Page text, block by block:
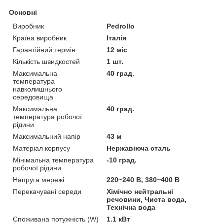
Основні
Виробник
Pedrollo
Країна виробник
Італія
Гарантійний термін
12 міс
Кількість швидкостей
1 шт.
Максимальна
температура
навколишнього
середовища
40 град.
Максимальна
температура робочої
рідини
40 град.
Максимальний напір
43 м
Матеріал корпусу
Нержавіюча сталь
Мінімальна температура
робочої рідини
-10 град.
Напруга мережі
220~240 В, 380~400 В
Перекачувані середи
Хімічно нейтральні
речовини, Чиста вода,
Технічна вода
Споживана потужність (W)
1.1 кВт